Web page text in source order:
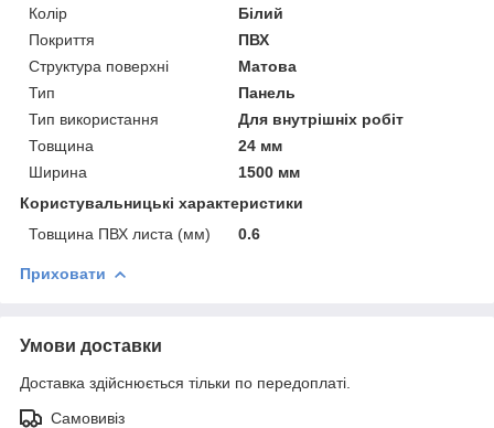
Колір
Білий
Покриття
ПВХ
Структура поверхні
Матова
Тип
Панель
Тип використання
Для внутрішніх робіт
Товщина
24 мм
Ширина
1500 мм
Користувальницькі характеристики
Товщина ПВХ листа (мм)
0.6
Приховати
Умови доставки
Доставка здійснюється тільки по передоплаті.
Самовивіз